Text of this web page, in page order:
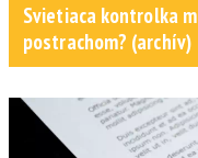
Svietiaca kontrolka
postrachom? (archív)